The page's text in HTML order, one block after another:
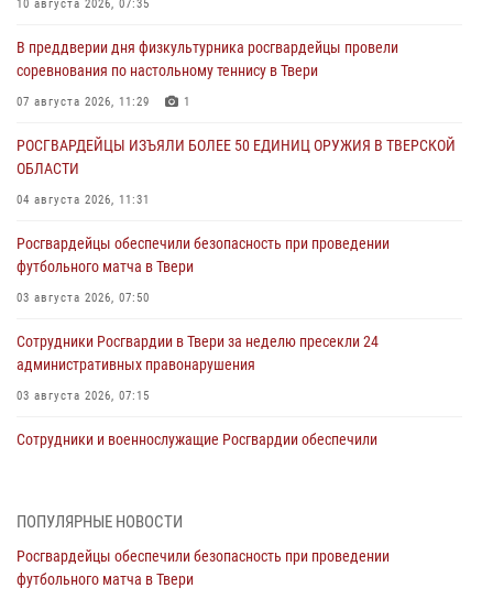
10 августа 2026, 07:35
В преддверии дня физкультурника росгвардейцы провели
соревнования по настольному теннису в Твери
07 августа 2026, 11:29 1
РОСГВАРДЕЙЦЫ ИЗЪЯЛИ БОЛЕЕ 50 ЕДИНИЦ ОРУЖИЯ В ТВЕРСКОЙ
ОБЛАСТИ
04 августа 2026, 11:31
Росгвардейцы обеспечили безопасность при проведении
футбольного матча в Твери
03 августа 2026, 07:50
Сотрудники Росгвардии в Твери за неделю пресекли 24
административных правонарушения
03 августа 2026, 07:15
Сотрудники и военнослужащие Росгвардии обеспечили
генерала армии Виктора Золотова с заместителем полномочного
представителя Президента Российской Федерации в Северо-
ПОПУЛЯРНЫЕ НОВОСТИ
Росгвардейцы обеспечили безопасность при проведении
футбольного матча в Твери